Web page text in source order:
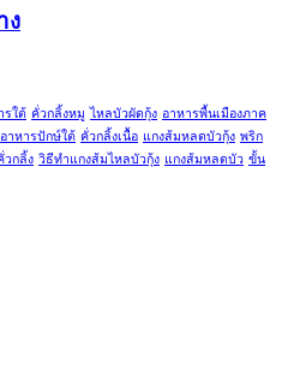
ง
รใต้ คั่วกลิ้งหมู ไหลบัวผัดกุ้ง อาหารพื้นเมืองภาค
อาหารปักษ์ใต้ คั่วกลิ้งเนื้อ แกงส้มหลดบัวกุ้ง พริก
วกลิ้ง วิธีทำแกงส้มไหลบัวกุ้ง แกงส้มหลดบัว ขั้น